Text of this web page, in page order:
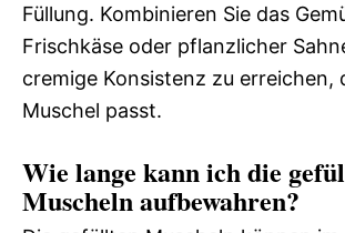
Füllung. Kombinieren Sie das
Frischkäse oder pflanzlicher
cremige Konsistenz zu erreichen,
Muschel passt.
Wie lange kann ich die
Muscheln aufbewahren?